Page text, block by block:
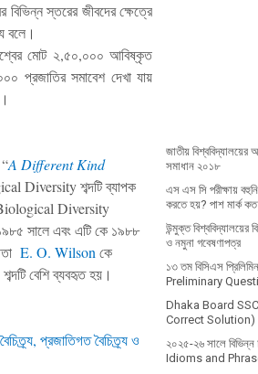
বিভিন্ন স্তরের জীবদের ক্ষেত্রে
বলে ।
মোট ২,৫০,০০০ আবিষ্কৃত
প্রজাতির সমাবেশ দেখা যায়
A Different Kind
Diversityশব্দটি ব্যাপক
Diversity
সালে এবং এটি কে ১৯৮৮
E. O. Wilson কে
শব্দটিবেশিব্যবহৃতহয় ।
বৈচিত্র্য, প্রজাতিগতবৈচিত্র্যও
জাতীয় বিশ্ববিদ্যালয়ের
সমাধান ২০১৮
এস এস সি পরীক্ষায়
করতে হয়? পাশ মার্ক
উন্মুক্ত বিশ্ববিদ্যালয়ের
ও নমুনা গবেষণাপত্র
১৩ তম বিসিএস
Preliminary
Dhaka Board
Correct Solution) |
২০২৫-২৬ সালে বিভিন্ন
Idioms and